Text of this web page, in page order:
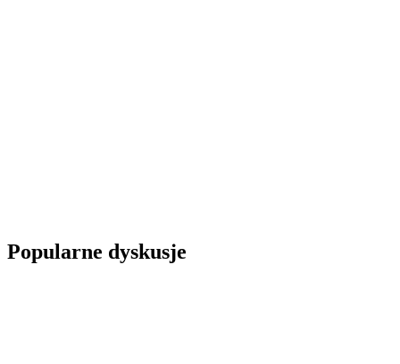
Popularne dyskusje